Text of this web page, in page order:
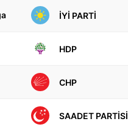
İYI PARTI
HDP
CHP
SAADET PARTISI